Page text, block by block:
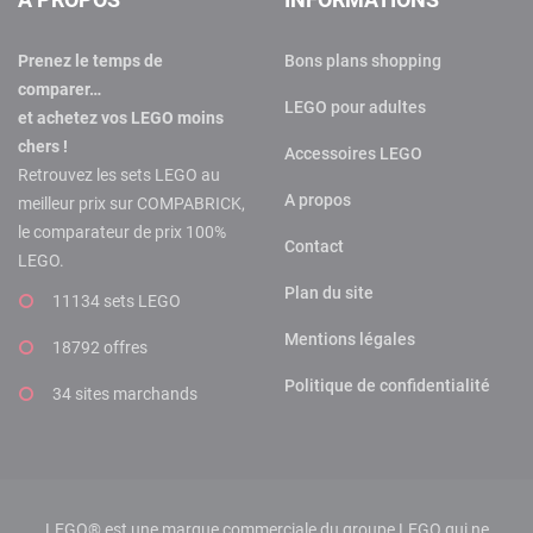
Prenez le temps de
comparer…
et achetez vos LEGO moins
chers !
Retrouvez les sets LEGO au
meilleur prix sur COMPABRICK,
le comparateur de prix 100%
LEGO.
11134 sets LEGO
18792 offres
34 sites marchands
Bons plans shopping
LEGO pour adultes
Accessoires LEGO
A propos
Contact
Plan du site
Mentions légales
Politique de confidentialité
LEGO® est une marque commerciale du groupe LEGO qui ne